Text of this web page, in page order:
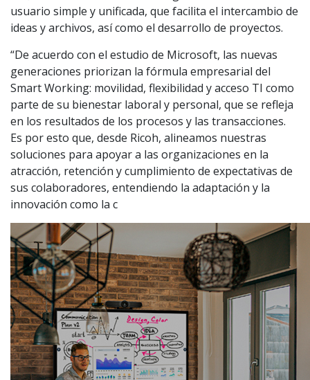
usuario simple y unificada, que facilita el intercambio de
ideas y archivos, así como el desarrollo de proyectos.
“De acuerdo con el estudio de Microsoft, las nuevas
generaciones priorizan la fórmula empresarial del
Smart Working: movilidad, flexibilidad y acceso TI como
parte de su bienestar laboral y personal, que se refleja
en los resultados de los procesos y las transacciones.
Es por esto que, desde Ricoh, alineamos nuestras
soluciones para apoyar a las organizaciones en la
atracción, retención y cumplimiento de expectativas de
sus colaboradores, entendiendo la adaptación y la
innovación como la c